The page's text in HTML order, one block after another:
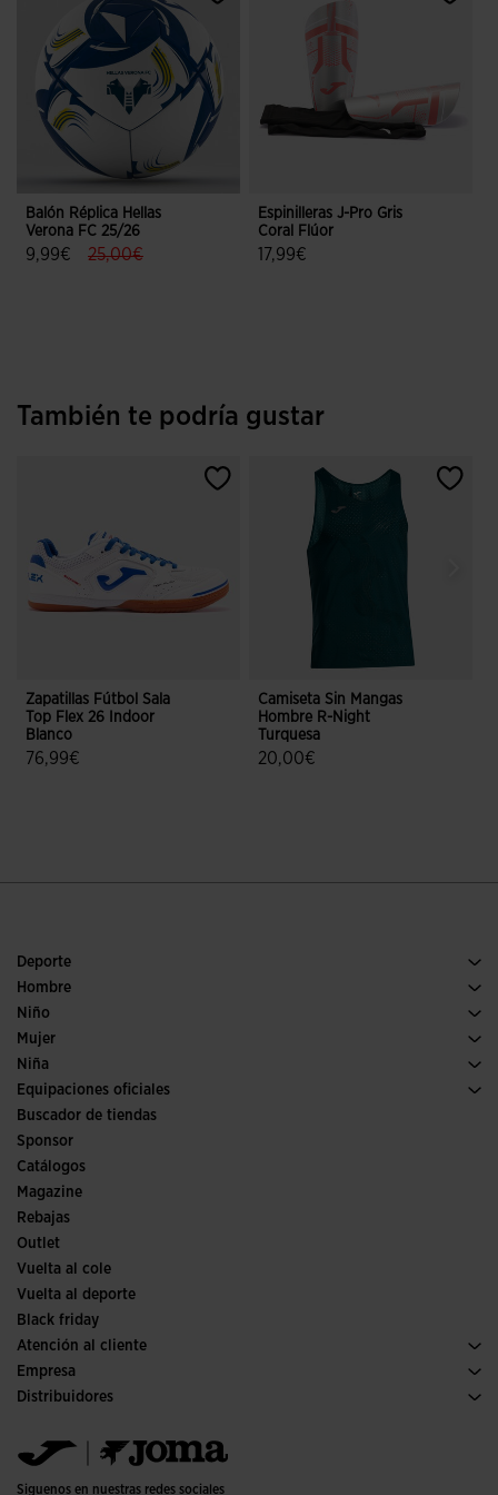
Balón Réplica Hellas
Verona FC 25/26
9,99€ label.price.reduced.from
25,00€label.price.to
Espinilleras J-Pro Gris
Coral Flúor
17,99€
También te podría gustar
Zapatillas Fútbol Sala
Top Flex 26 Indoor
Blanco
76,99€
Camiseta Sin Mangas
Hombre R-Night
Turquesa
20,00€
Deporte
Running
Pádel
Fútbol
Trail running
Tenis
Hombre
Calzado Hombre
Deporte
Niño
Ver todo ropa niño
Mujer
Ropa Mujer
Deporte
Niña
Ver todo ropa niña
Equipaciones oficiales
Fútbol
Fútbol sala
Comités y Federaciones
Ediciones especiales
Buscador de tiendas
Sponsor
Catálogos
Magazine
Rebajas
Outlet
Vuelta al cole
Vuelta al deporte
Black friday
Atención al cliente
Condiciones de compra
Transporte y entrega
Preguntas frecuentes
Empresa
Historia
Política de calidad y medio ambiente
Trabaja con nosotros
Proyectos subvencionados
Distribuidores
Jomanet
Área marketing
Contacto
Siguenos en nuestras redes sociales